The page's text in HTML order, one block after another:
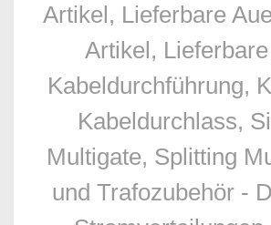
Artikel, Lieferbare
Artikel,
Kabeldurchführung,
Kabeldurchlass,
Multigate, Splitting
und Trafozubehör -